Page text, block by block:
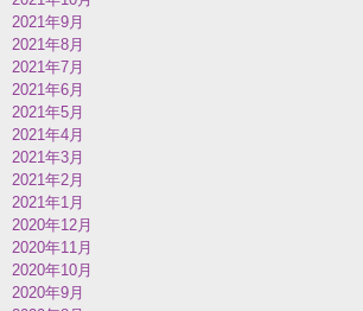
2021年9月
2021年8月
2021年7月
2021年6月
2021年5月
2021年4月
2021年3月
2021年2月
2021年1月
2020年12月
2020年11月
2020年10月
2020年9月